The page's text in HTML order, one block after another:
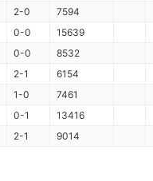
2-0
7594
0-0
15639
0-0
8532
2-1
6154
1-0
7461
0-1
13416
2-1 9014